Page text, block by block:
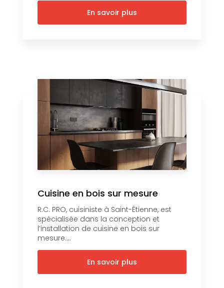
En savoir plus
Cuisine en bois sur mesure
R.C. PRO, cuisiniste à Saint-Étienne, est
spécialisée dans la conception et
l’installation de cuisine en bois sur
mesure....
En savoir plus